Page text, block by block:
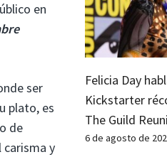
en
ser
plato, es
de
y
Felicia Day
Kickstarter
The Guild
6 de agosto de